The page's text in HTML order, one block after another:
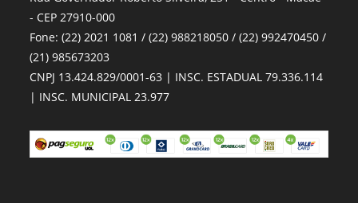
- CEP 27910-000
Fone: (22) 2021 1081 / (22) 988218050 / (22) 992470450 /
(21) 985673203
CNPJ 13.424.829/0001-63 | INSC. ESTADUAL 79.336.114
| INSC. MUNICIPAL 23.977